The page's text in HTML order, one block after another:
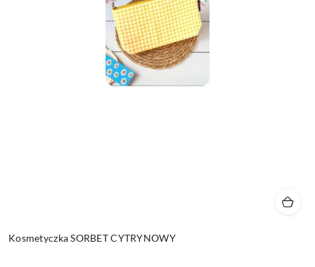
Kosmetyczka SORBET CYTRYNOWY